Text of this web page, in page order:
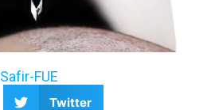
Safir-FUE
Twitter